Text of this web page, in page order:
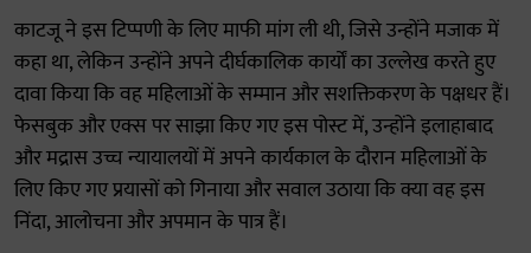
काटजू ने इस टिप्पणी के लिए माफी मांग ली थी, जिसे उन्होंने मजाक में
कहा था, लेकिन उन्होंने अपने दीर्घकालिक कार्यों का उल्लेख करते हुए
दावा किया कि वह महिलाओं के सम्मान और सशक्तिकरण के पक्षधर हैं।
फेसबुक और एक्स पर साझा किए गए इस पोस्ट में, उन्होंने इलाहाबाद
और मद्रास उच्च न्यायालयों में अपने कार्यकाल के दौरान महिलाओं के
लिए किए गए प्रयासों को गिनाया और सवाल उठाया कि क्या वह इस
निंदा, आलोचना और अपमान के पात्र हैं।